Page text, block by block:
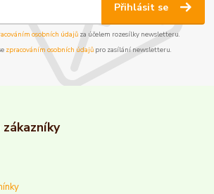
Přihlásit se
osobních údajůza účelem rozesílky newsletteru.
zpracováním osobních údajůpro zasílání newsletteru.